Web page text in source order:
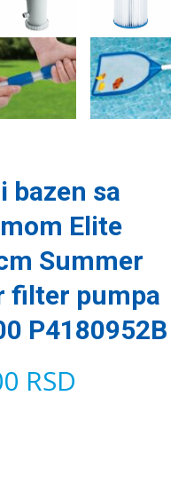
bazen sa
Elite
Summer
filter pumpa
P4180952B
RSD